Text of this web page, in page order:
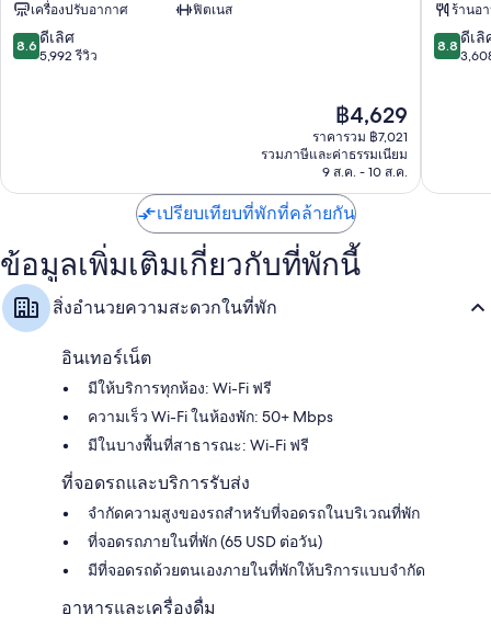
สิ่งอำนวยความสะดวกอื่นๆ ได้แก่
เครื่องนอนป้องกันสารก่อภูมิแพ้, เตียงเสริม (คิดค่าบริการ) และเปล/
เตียงเด็กอ่อนฟรี
ทีวีความละเอียดสูง 55 นิ้ว พร้อม ช่องทีวีพรีเมียม
ตู้เสื้อผ้า, การรีไซเคิล และเครื่องทำความร้อน
สัน
ไทม์ส
แคว
เครื่องปรับอากาศ
ฟิตเนส
8.6
จาก
8.6 ดีเลิศ
5,992 รีวิว
ราคา
ปัจจุบัน
คือ
฿4,629
฿4,629
ราคารวม ฿7,021
รวมภาษีและค่าธรรมเนียม
9 ส.ค. - 10 ส.ค.
โรงแรม
นิวยอร์ก
ไทม์ส
ร้านอ
8.8
จาก
8.8 ดีเลิ
เปรียบเทียบที่พักที่คล้ายกัน
ข้อมูลเพิ่มเติมเกี่ยวกับที่พักนี้
สิ่งอำนวยความสะดวกในที่พัก
อินเทอร์เน็ต
มีให้บริการทุกห้อง: Wi-Fi ฟรี
ความเร็ว Wi-Fi ในห้องพัก: 50+ Mbps
มีในบางพื้นที่สาธารณะ: Wi-Fi ฟรี
ที่จอดรถและบริการรับส่ง
จำกัดความสูงของรถสำหรับที่จอดรถในบริเวณที่พัก
ที่จอดรถภายในที่พัก (65 USD ต่อวัน)
มีที่จอดรถด้วยตนเองภายในที่พักให้บริการแบบจำกัด
อาหารและเครื่องดื่ม